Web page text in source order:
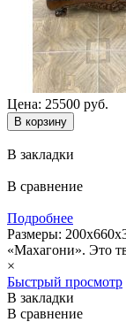
Цена: 25500 руб.
В закладки
В сравнение
Подробнее
Размеры:
«Махагони». Это
×
Быстрый просмотр
В закладки
В сравнение